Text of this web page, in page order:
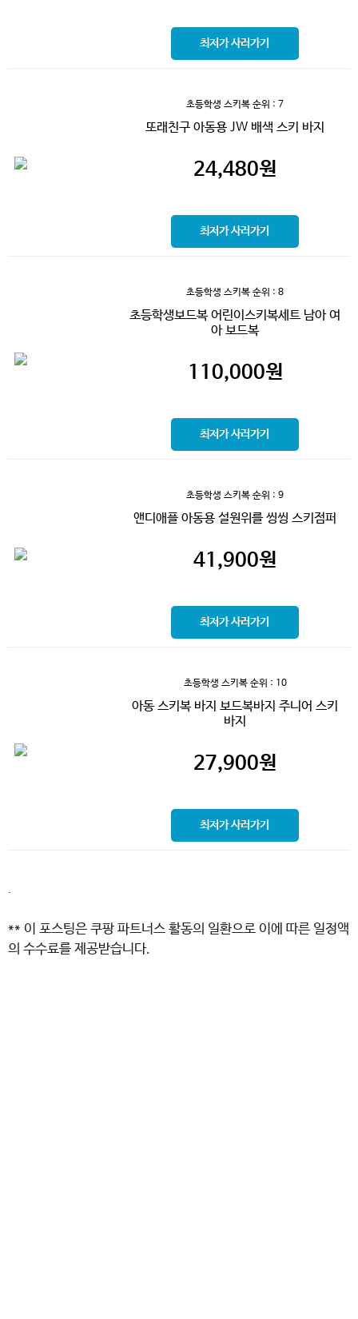
최저가 사러가기
초등학생 스키복 순위 : 7
또래친구 아동용 JW 배색 스키 바지
24,480원
최저가 사러가기
초등학생 스키복 순위 : 8
초등학생보드복 어린이스키복세트 남아 여
아 보드복
110,000원
최저가 사러가기
초등학생 스키복 순위 : 9
앤디애플 아동용 설원위를 씽씽 스키점퍼
41,900원
최저가 사러가기
초등학생 스키복순위 : 10
아동 스키복 바지 보드복바지 주니어 스키
바지
27,900원
최저가 사러가기
.
** 이 포스팅은 쿠팡 파트너스 활동의 일환으로 이에 따른 일정액
의 수수료를 제공받습니다.